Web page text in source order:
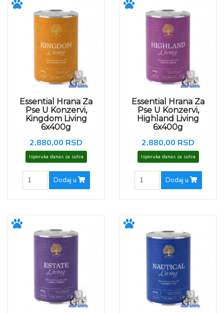
Essential Hrana Za
Pse U Konzervi,
Kingdom Living
6x400g
2.880,00 RSD
Isporuka danas za sutra
Dodaj u
Essential Hrana Za
Pse U Konzervi,
Highland Living
6x400g
2.880,00 RSD
Isporuka danas za sutra
Dodaj u